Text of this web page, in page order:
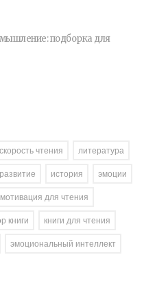
подборка для
скорость чтения
литература
история
эмоции
мотивация для чтения
книги
книги для чтения
эмоциональный интеллект